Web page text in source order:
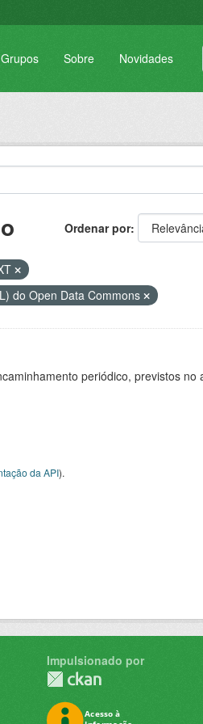
Grupos Sobre Novidades
Ordenar por
do Open Data Commons
periódico, previstos no
da API).
Impulsionado por